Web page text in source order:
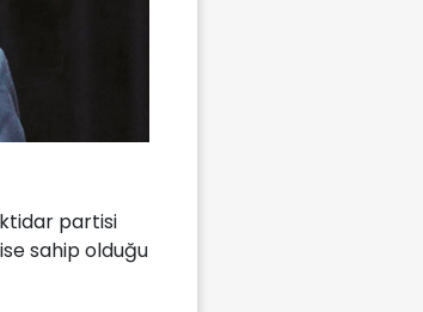
partisi
sahip olduğu